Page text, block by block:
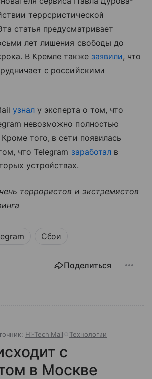
террористической
статья предусматривает
лет лишения свободы до
В Кремле также заявили, что
с российскими
узнал у эксперта о том, что
невозможно полностью
Кроме того, в сети появилась
что Telegram заработалв
устройствах.
террористов и экстремистов
Сбои
Поделиться
Hi-Tech Mail Технологии
с
в Москве